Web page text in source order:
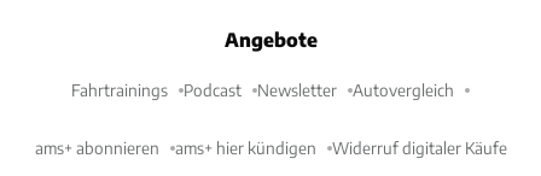
Angebote
Fahrtrainings Podcast Newsletter Autovergleich
ams+ abonnieren ams+ hier kündigen Widerruf digitaler Käufe